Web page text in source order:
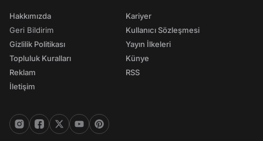
Hakkımızda
Geri Bildirim
Gizlilik Politikası
Topluluk Kuralları
Reklam
İletişim
Kariyer
Kullanıcı Sözleşmesi
Yayın İlkeleri
Künye
RSS